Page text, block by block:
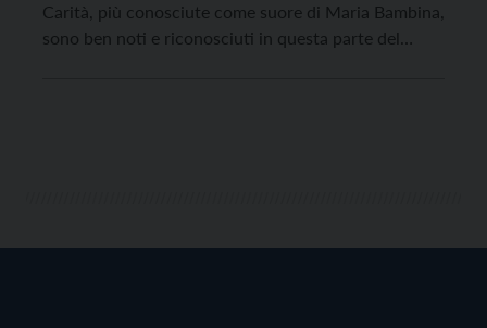
Carità, più conosciute come suore di Maria Bambina,
sono ben noti e riconosciuti in questa parte del